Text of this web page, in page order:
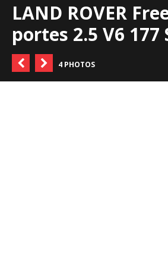
LAND ROVER
portes 2.5 V6 177
4 PHOTOS